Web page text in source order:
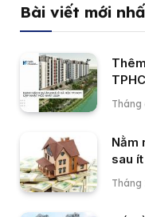
Bài viết mới
Tháng
Nằm
sau
Tháng